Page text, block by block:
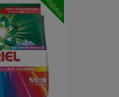
indirim